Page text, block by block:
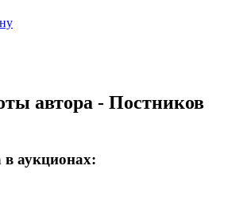
автора - Постников
аукционах: